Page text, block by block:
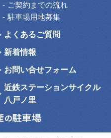
ご契約までの流れ
駐車場用地募集
よくあるご質問
新着情報
お問い合せフォーム
近鉄ステーションサイクル
八戸ノ里